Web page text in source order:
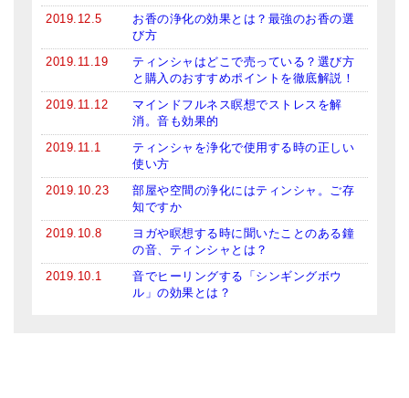
2019.12.5
お香の浄化の効果とは？最強のお香の選
び方
2019.11.19
ティンシャはどこで売っている？選び方
と購入のおすすめポイントを徹底解説！
2019.11.12
マインドフルネス瞑想でストレスを解
消。音も効果的
2019.11.1
ティンシャを浄化で使用する時の正しい
使い方
2019.10.23
部屋や空間の浄化にはティンシャ。ご存
知ですか
2019.10.8
ヨガや瞑想する時に聞いたことのある鐘
の音、ティンシャとは？
2019.10.1
音でヒーリングする「シンギングボウ
ル」の効果とは？